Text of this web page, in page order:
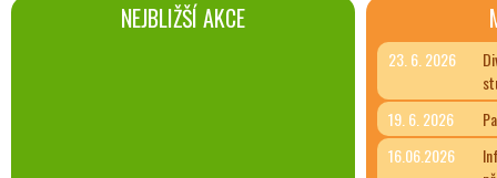
NEJBLIŽŠÍ AKCE
23. 6. 2026
19. 6. 2026
16.06.2026